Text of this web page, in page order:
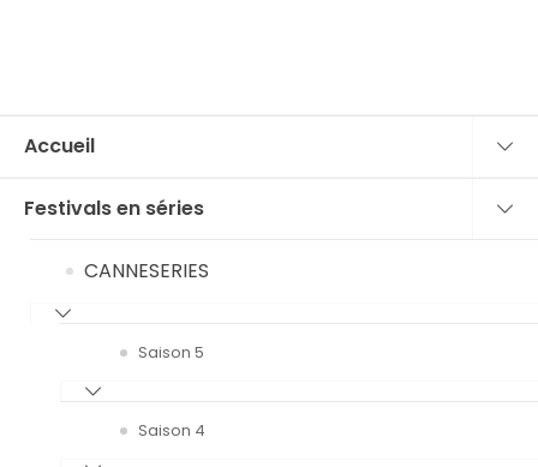
Accueil
Festivals en séries
CANNESERIES
Saison 5
Saison 4